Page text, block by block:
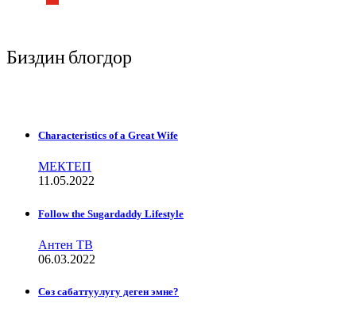
Биздин блогдор
Characteristics of a Great Wife
МЕКТЕП
11.05.2022
Follow the Sugardaddy Lifestyle
Антен ТВ
06.03.2022
Сѳз сабаттуулугу деген эмне?